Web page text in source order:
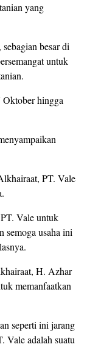
yang
besar di
untuk
Oktober hingga
PT. Vale
Vale untuk
semoga usaha ini
H. Azhar
memanfaatkan
seperti ini jarang
Vale adalah suatu